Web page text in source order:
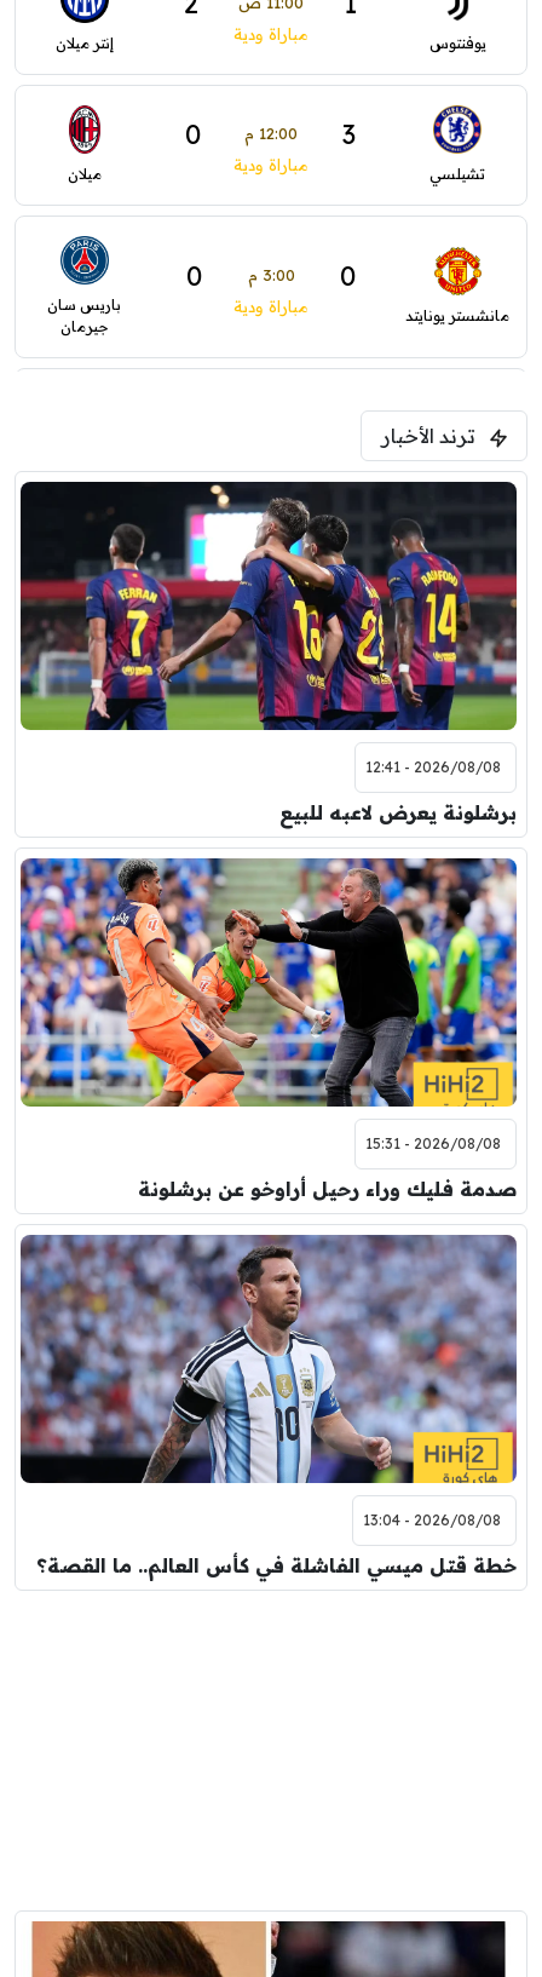
يوفنتوس مباراة ودية إنتر ميلان
تشيلسي
3 12:00 م 0
مباراة ودية ميلان
مانشستر يونايتد
0 3:00 م 0
مباراة ودية
باريس سان
جيرمان
فرينتسفاروشي
برشلونة
7:00 م
مباراة ودية
نوتنغهام فورست
اودينيزي
8:00 م
مباراة ودية
برشلونة
ترند الأخبار
2026/08/08 - 12:41
برشلونة يعرض لاعبه للبيع
2026/08/08 - 15:31
صدمة فليك وراء رحيل أراوخو عن برشلونة
2026/08/08 - 13:04
خطة قتل ميسي الفاشلة في كأس العالم.. ما القصة؟